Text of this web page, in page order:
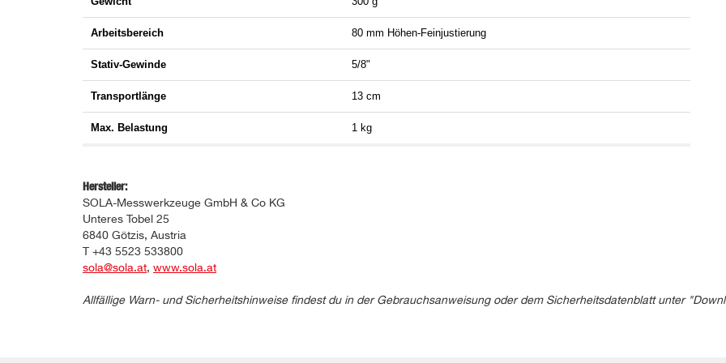
Arbeitsbereich 80 mm Höhen-Feinjustierung
Stativ-Gewinde 5/8"
Transportlänge 13 cm
Max. Belastung 1 kg
Hersteller:
SOLA-Messwerkzeuge GmbH & Co KG
Unteres Tobel 25
6840 Götzis, Austria
T +43 5523 533800
sola@sola.at, www.sola.at
Allfällige Warn- und Sicherheitshinweise findest du in der Gebrauchsanweisung oder dem Sicherheitsdatenblatt unter